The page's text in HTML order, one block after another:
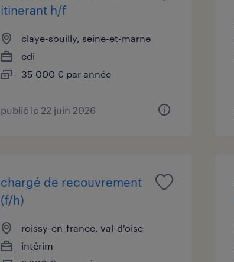
itinerant h/f
claye-souilly, seine-et-marne
cdi
35 000 € par année
publié le 22 juin 2026
chargé de recouvrement
(f/h)
roissy-en-france, val-d'oise
intérim